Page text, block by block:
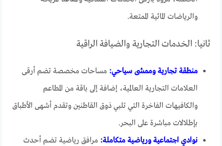
والرياضات المائية الممتعة.
ثانيا: الخدمات التجارية والضيافة الراقية
منطقة تجارية وممشى سياحي: مساحات مخصصة تضم أرقى
العلامات التجارية العالمية، إضافة إلى باقة من المطاعم
والكافيهات الفاخرة التي تلبي ذوق القاطنين وتقدم أشهى الأطباق
بإطلالات مباشرة على البحر.
نوادي اجتماعية ورياضية متكاملة: مرافق رياضية تضم أحدث